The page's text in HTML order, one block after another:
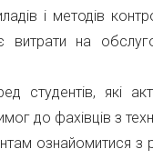
і методів
на
студентів, які
до фахівців з
ознайомитися